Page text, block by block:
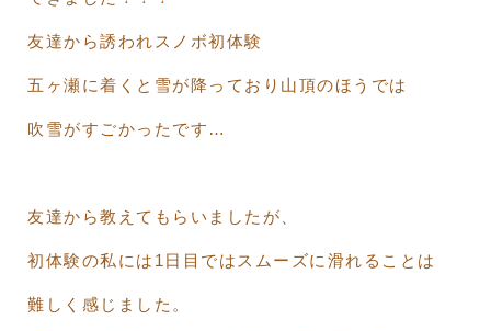
友達から誘われスノボ初体験
五ヶ瀬に着くと雪が降っており山頂のほうでは
吹雪がすごかったです…
友達から教えてもらいましたが、
初体験の私には1日目ではスムーズに滑れることは
難しく感じました。